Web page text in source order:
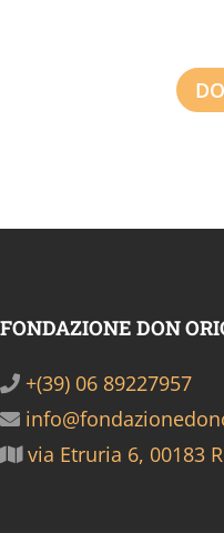
FONDAZIONE DON
+(39) 06 89227957
via Etruria 6, 00183